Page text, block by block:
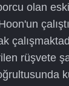
olan
rüşvete